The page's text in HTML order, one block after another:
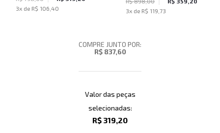
3x de R$ 106,40
3x de R$ 119,73
COMPRE JUNTO POR:
R$ 837,60
Valor das peças
selecionadas:
R$ 319,20